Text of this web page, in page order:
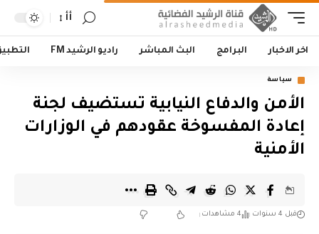
أأ
اخر الاخبار البرامج البث المباشر راديو الرشيد FM
سياسة
الأمن والدفاع النيابية تستضيف لجنة
إعادة المفسوخة عقودهم في الوزارات
الأمنية
قبل 4 سنوات 4 مشاهدات